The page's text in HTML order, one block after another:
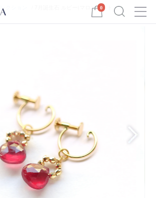
Menu
0
クション 7月誕生石 ルビー(マロンカット...